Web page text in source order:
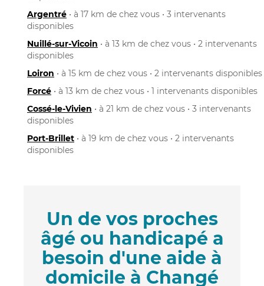
Argentré • à 17 km de chez vous • 3 intervenants
disponibles
Nuillé-sur-Vicoin • à 13 km de chez vous • 2 intervenants
disponibles
Loiron • à 15 km de chez vous • 2 intervenants disponibles
Forcé • à 13 km de chez vous • 1 intervenants disponibles
Cossé-le-Vivien • à 21 km de chez vous • 3 intervenants
disponibles
Port-Brillet • à 19 km de chez vous • 2 intervenants
disponibles
Un de vos proches
âgé ou handicapé a
besoin d'une aide à
domicile à Changé